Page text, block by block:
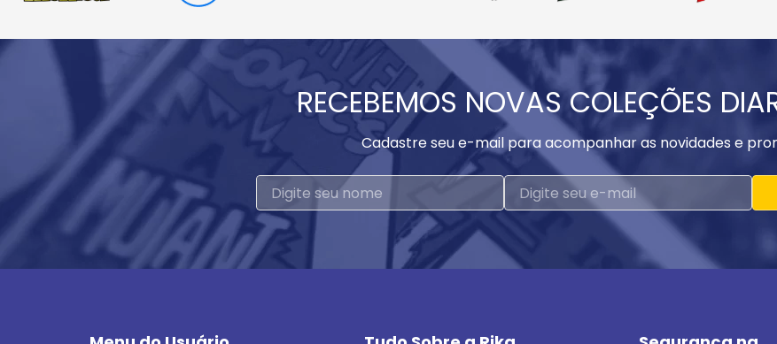
RECEBEMOS NOVAS COLEÇÕES
Cadastre seu e-mail para acompanhar as novidades e